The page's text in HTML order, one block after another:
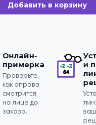
Добавить в корзину
Онлайн-
примерка
Проверьте,
как оправа
смотрится
на лице до
заказа.
и